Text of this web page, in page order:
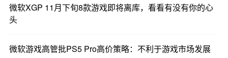
微软XGP 11月下旬8款游戏即将离库，看看有没有你的心
头
微软游戏高管批PS5 Pro高价策略：不利于游戏市场发展